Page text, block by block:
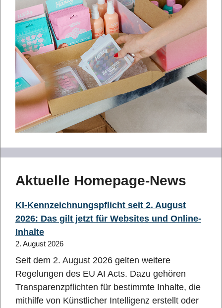
Aktuelle Homepage-News
KI-Kennzeichnungspflicht seit 2. August
2026: Das gilt jetzt für Websites und Online-
Inhalte
2. August 2026
Seit dem 2. August 2026 gelten weitere
Regelungen des EU AI Acts. Dazu gehören
Transparenzpflichten für bestimmte Inhalte, die
mithilfe von Künstlicher Intelligenz erstellt oder